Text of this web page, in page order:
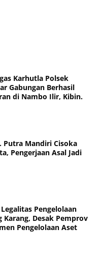
Karhutla Polsek
Gabungan Berhasil
di Nambo Ilir, Kibin.
Putra Mandiri Cisoka
Pengerjaan Asal Jadi
Pengelolaan
Karang, Desak Pemprov
Pengelolaan Aset